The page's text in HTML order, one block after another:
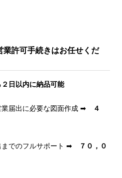
業許可手続きはお任せくだ
日以内に納品可能
業届出に必要な図面作成 ➡
４
までのフルサポート ➡
７０，０